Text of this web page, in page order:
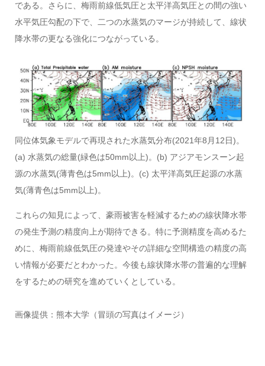
である。さらに、梅雨前線低気圧と太平洋高気圧との間の強い
水平気圧勾配の下で、二つの水蒸気のマージが持続して、線状
降水帯の更なる強化につながっている。
同位体気象モデルで再現された水蒸気分布(2021年8月12日)。
(a) 水蒸気の総量(緑色は50mm以上)。(b) アジアモンスーン起
源の水蒸気(薄青色は5mm以上)。(c) 太平洋高気圧起源の水蒸
気(薄青色は5mm以上)。
これらの知見によって、豪雨被害を軽減するための線状降水帯
の発生予測の精度向上が期待できる。特に予測精度を高めるた
めに、梅雨前線低気圧の発達やその詳細な空間構造の精度の高
い情報が必要だとわかった。今後も線状降水帯の普遍的な理解
をするための研究を進めていくとしている。
画像提供：熊本大学（冒頭の写真はイメージ）